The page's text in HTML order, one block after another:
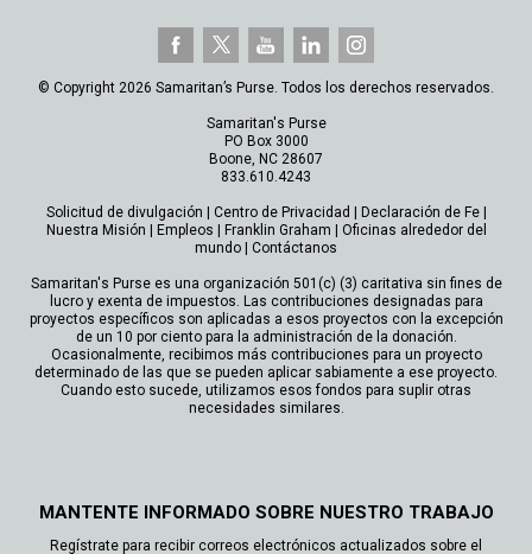
© Copyright 2026 Samaritan’s Purse. Todos los derechos reservados.
Samaritan's Purse
PO Box 3000
Boone, NC 28607
833.610.4243
Solicitud de divulgación | Centro de Privacidad | Declaración de Fe|
Nuestra Misión | Empleos | Franklin Graham | Oficinas alrededor del
mundo | Contáctanos
Samaritan's Purse es una organización 501(c) (3) caritativa sin fines de
lucro y exenta de impuestos. Las contribuciones designadas para
proyectos específicos son aplicadas a esos proyectos con la excepción
de un 10 por ciento para la administración de la donación.
Ocasionalmente, recibimos más contribuciones para un proyecto
determinado de las que se pueden aplicar sabiamente a ese proyecto.
Cuando esto sucede, utilizamos esos fondos para suplir otras
necesidades similares.
MANTENTE INFORMADO SOBRE NUESTRO TRABAJO
Regístrate para recibir correos electrónicos actualizados sobre el